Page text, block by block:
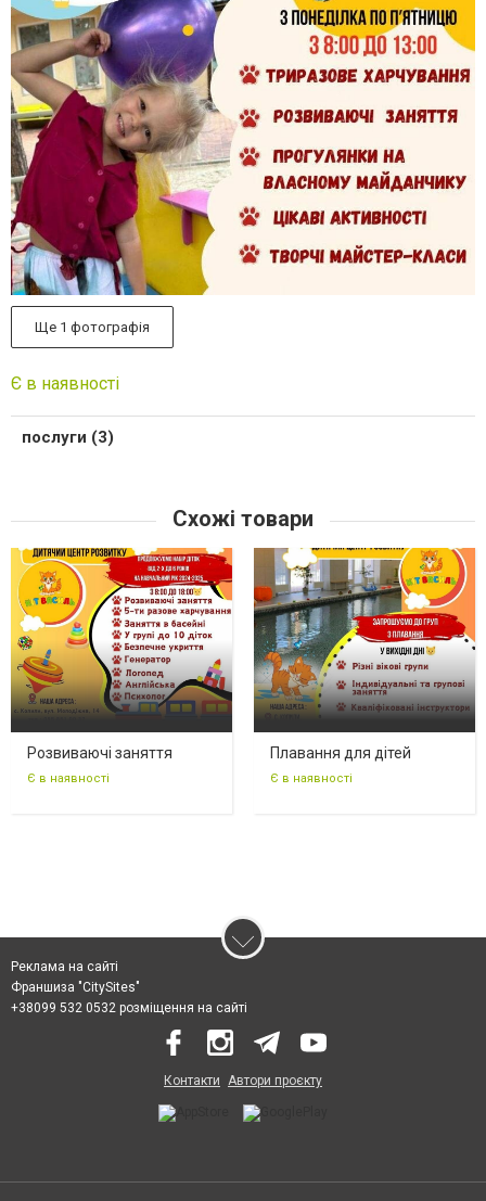
Ще 1 фотографія
Є в наявності
послуги (3)
Схожі товари
Розвиваючі заняття
Є в наявності
Плавання для дітей
Є в наявності
Реклама на сайті
Франшиза "CitySites"
+38099 532 0532 розміщення на сайті
Контакти Автори проєкту